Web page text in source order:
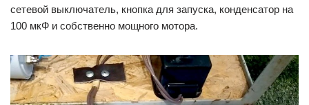
сетевой выключатель, кнопка для запуска, конденсатор на
100 мкФ и собственно мощного мотора.